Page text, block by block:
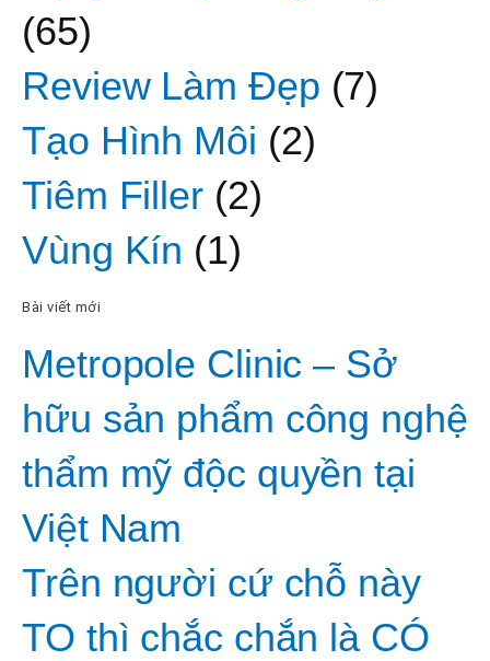
(65)
Review Làm Đẹp (7)
Tạo Hình Môi (2)
Tiêm Filler(2)
Vùng Kín (1)
Bài viết mới
Metropole Clinic – Sở
hữu sản phẩm công nghệ
thẩm mỹ độc quyền tại
Việt Nam
Trên người cứ chỗ này
TO thì chắc chắn là CÓ